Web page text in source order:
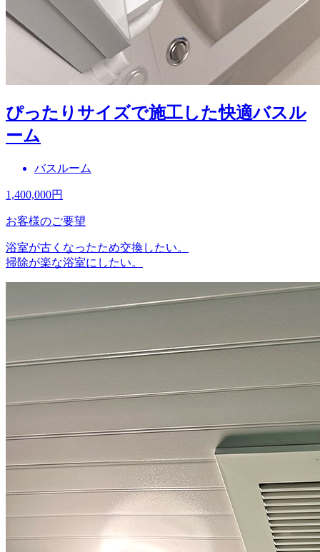
ぴったりサイズで施工した快適バスル
ーム
バスルーム
1,400,000円
お客様のご要望
浴室が古くなったため交換したい。
掃除が楽な浴室にしたい。